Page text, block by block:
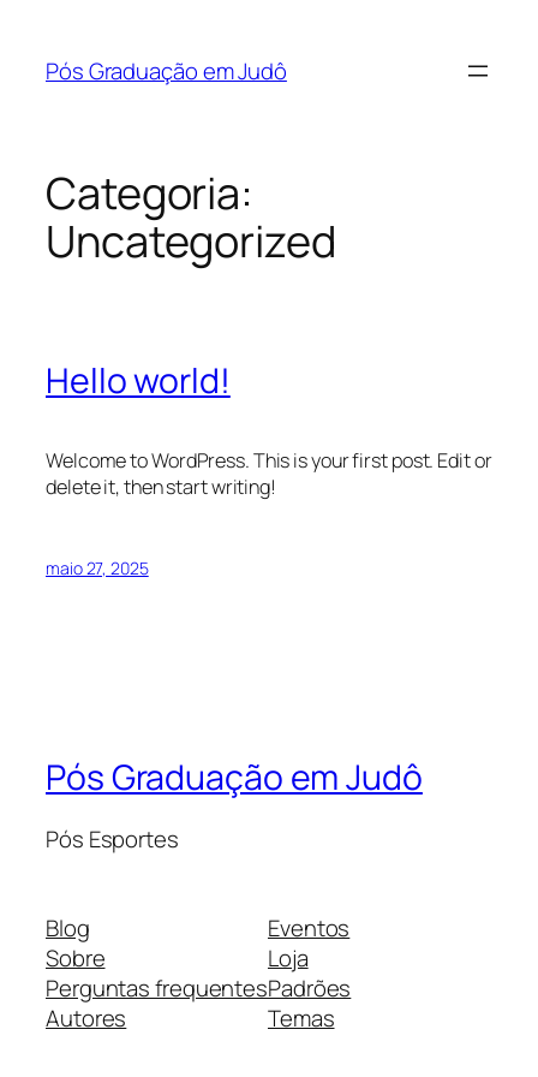
Pós Graduação em Judô
Categoria:
Uncategorized
Hello world!
Welcome to WordPress. This is your first post. Edit or
delete it, then start writing!
maio 27, 2025
Pós Graduação em Judô
Pós Esportes
Blog
Sobre
Perguntas frequentes
Autores
Eventos
Loja
Padrões
Temas